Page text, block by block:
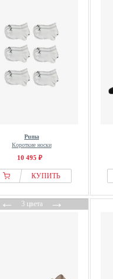
Puma
Короткие носки
10 495 ₽
КУПИТЬ
←3 цвета→